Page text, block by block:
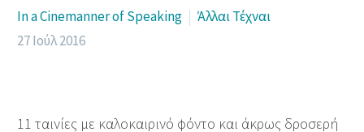
In a Cinemanner of Speaking
Άλλαι Τέχναι
27 Ιούλ 2016
11 ταινίες με καλοκαιρινό φόντο και άκρως δροσερή